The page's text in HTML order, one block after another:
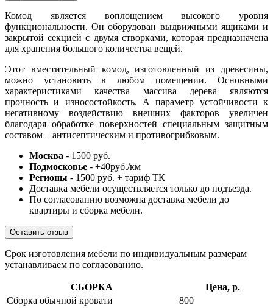
Комод является воплощением высокого уровня
функциональности. Он оборудован выдвижными ящиками и
закрытой секцией с двумя створками, которая предназначена
для хранения большого количества вещей.
Этот вместительный комод, изготовленный из древесины,
можно установить в любом помещении. Основными
характеристиками качества массива дерева являются
прочность и износостойкость. А параметр устойчивости к
негативному воздействию внешних факторов увеличен
благодаря обработке поверхностей специальным защитным
составом – антисептическим и противогрибковым.
Москва - 1500 руб.
Подмосковье - +40руб./км
Регионы - 1500 руб. + тариф ТК
Доставка мебели осуществляется только до подъезда.
По согласованию возможна доставка мебели до
квартиры и сборка мебели.
Оставить отзыв
Срок изготовления мебели по индивидуальным размерам
устанавливаем по согласованию.
СБОРКА
Цена, р.
Сборка обычной кровати
800